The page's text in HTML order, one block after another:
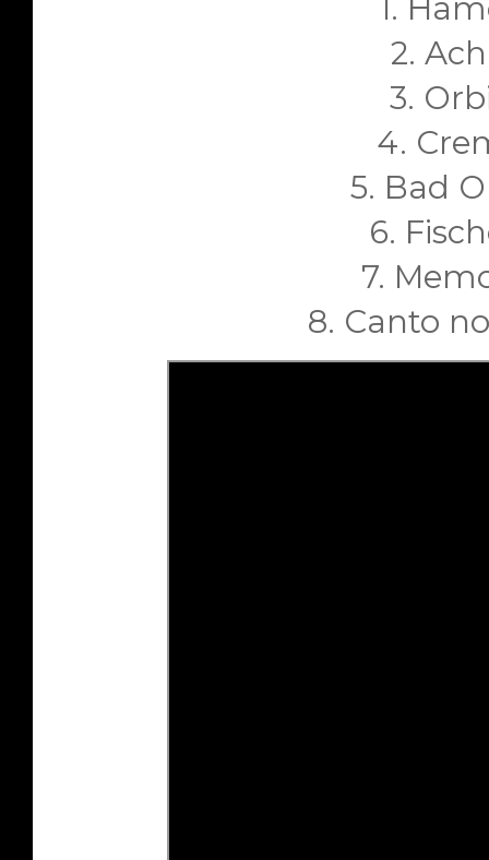
1.
2.
3.
4.
5. Bad
6.
7.
8. Canto